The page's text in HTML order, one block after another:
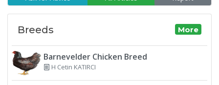
Breeds More
Barnevelder Chicken Breed
H Cetin KATIRCI